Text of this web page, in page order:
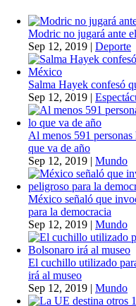
Modric no jugará ante
Sep 12, 2019 | Deporte
Salma Hayek confesó
Sep 12, 2019 |
Al menos 591
que va de año
Sep 12, 2019 | Mundo
México señaló que
para la democracia
Sep 12, 2019 | Mundo
El cuchillo utilizado
irá al museo
Sep 12, 2019 | Mundo